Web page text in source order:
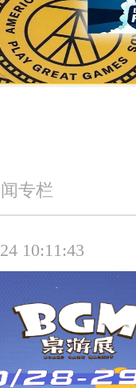
专栏
10:11:43